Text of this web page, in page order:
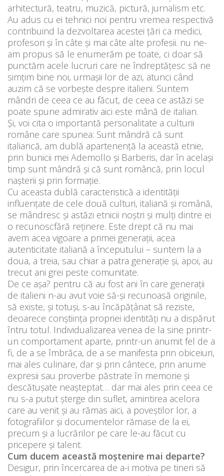
arhitectură, teatru, muzică, pictură, jurnalism etc.
Au adus cu ei tehnici noi pentru vremea respectivă
contribuind la dezvoltarea acestei țări ca medici,
profesori și în câte și mai câte alte profesii. nu ne-
am propus să le enumerăm pe toate, ci doar să
punctăm acele lucruri care ne îndreptățesc să ne
simțim bine noi, urmașii lor de azi, atunci când
auzim că se vorbește despre italieni. Suntem
mândri de ceea ce au făcut, de ceea ce astăzi se
poate spune admirativ aici este mână de italian.
Și, voi cita o importantă personalitate a culturii
române care spunea: Sunt mândră că sunt
italiancă, am dublă apartenență la această etnie,
prin bunicii mei Ademollo și Barberis, dar în același
timp sunt mândră și că sunt româncă, prin locul
nașterii și prin formație.
Cu aceasta dublă caracteristică a identității
influențate de cele două culturi, italiană și română,
se mândresc și astăzi etnicii noștri și mulți dintre ei
o recunoscfără reținere. Este drept că nu mai
avem acea vigoare a primei generații, acea
autenticitate italiană a începutului – suntem la a
doua, a treia, sau chiar a patra generație și, apoi, au
trecut ani grei peste comunitate.
De ce așa? pentru că au fost ani în care generații
de italieni n-au avut voie să-și recunoasă originile,
să existe, și totuși, s-au încăpățânat să reziste,
deoarece conștiința propriei identități nu a dispărut
întru totul. Individualizarea venea de la sine printr-
un comportament aparte, printr-un anumit fel de a
fi, de a se îmbrăca, de a se manifesta prin obiceiuri,
mai ales culinare, dar și prin cântece, prin anume
expresii sau proverbe păstrate în memorie și
descătușate neașteptat… dar mai ales prin ceea ce
nu s-a putut șterge din suflet, amintirea acelora
care au venit și au rămas aici, a poveștilor lor, a
fotografiilor și documentelor rămase de la ei,
precum și a lucrărilor pe care le-au făcut cu
pricepere și talent.
Cum ducem această moștenire mai departe?
Desigur, prin încercarea de a-i motiva pe tineri să